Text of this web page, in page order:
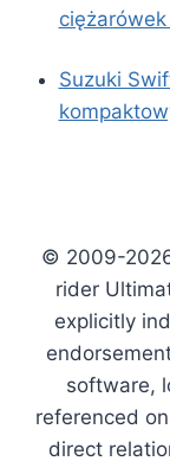
ciężarówek
Suzuki
© 2009-
rider
explicitly
software,
referenced
direct